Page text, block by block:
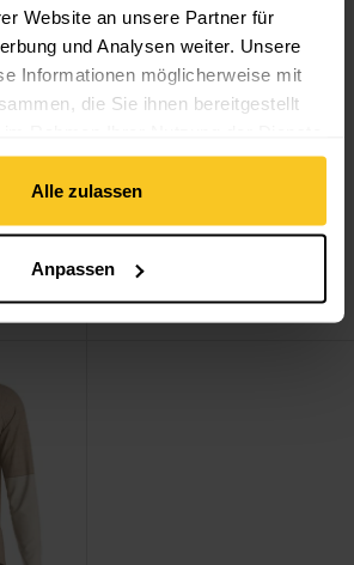
Website an unsere Partner für
und Analysen weiter. Unsere
Informationen möglicherweise mit
die Sie ihnen bereitgestellt
Alle zulassen
Anpassen Shorts W
CHF149.90